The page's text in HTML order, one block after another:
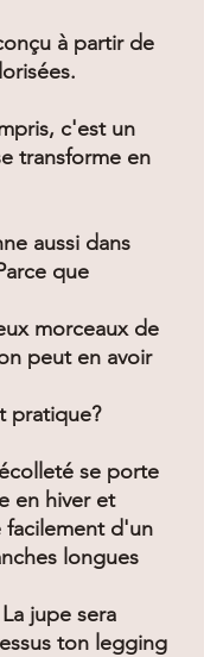
à partir de
c'est un
transforme en
aussi dans
que
morceaux de
peut en avoir
pratique?
se porte
en hiver et
facilement d'un
longues
jupe sera
ton legging